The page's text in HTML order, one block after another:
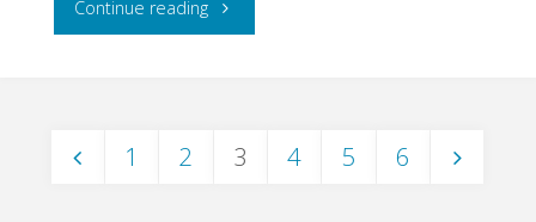
Continue reading"Expanding
1 2 3 4 5 6